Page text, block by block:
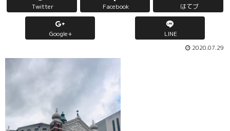
Twitter Facebook はてブ
Google+ LINE
2020.07.29